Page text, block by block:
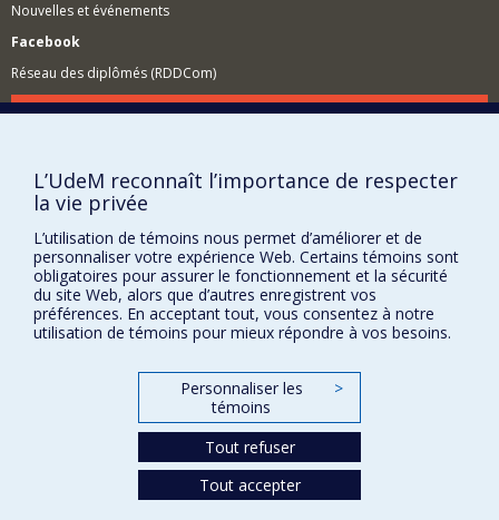
Nouvelles et événements
Facebook
Réseau des diplômés (RDDCom)
Comment soutenir le Département?
Plan du site
Signaler une erreur
Accessibilité
FACULTÉ DES ARTS ET DES SCIENCES
Nos départements et écoles
L’UdeM reconnaît l’importance de respecter
la vie privée
L’utilisation de témoins nous permet d’améliorer et de
personnaliser votre expérience Web. Certains témoins sont
obligatoires pour assurer le fonctionnement et la sécurité
du site Web, alors que d’autres enregistrent vos
préférences. En acceptant tout, vous consentez à notre
utilisation de témoins pour mieux répondre à vos besoins.
Personnaliser les
témoins
>
Tout refuser
Tout accepter